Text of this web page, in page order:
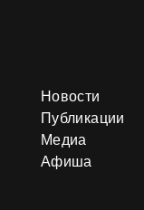
Новости
Публикации
Медиа
Афиша